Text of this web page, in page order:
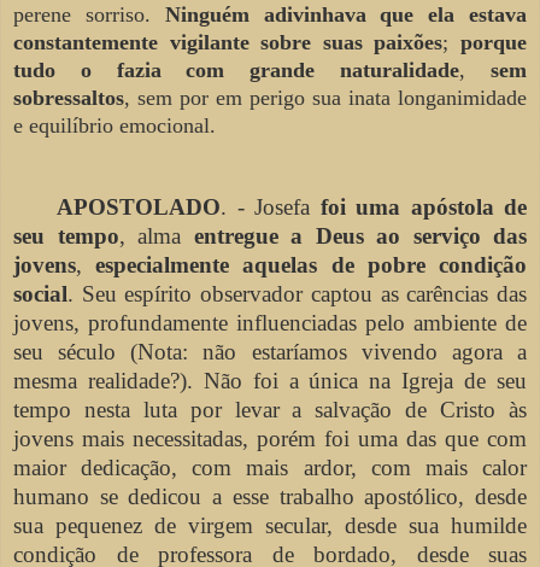
perene sorriso. Ninguém adivinhava que ela estava
constantemente vigilante sobre suas paixões;porque
tudo o fazia com grande naturalidade,sem
sobressaltos, sem por em perigo sua inata longanimidade
e equilíbrio emocional.
APOSTOLADO. - Josefa foi uma apóstola de
seu tempo, alma entregue a Deus ao serviço das
jovens,especialmente aquelas de pobre condição
social. Seu espírito observador captou as carências das
jovens, profundamente influenciadas pelo ambiente de
seu século (Nota: não estaríamos vivendo agora a
mesma realidade?). Não foi a única na Igreja de seu
tempo nesta luta por levar a salvação de Cristo às
jovens mais necessitadas, porém foi uma das que com
maior dedicação, com mais ardor, com mais calor
humano se dedicou a esse trabalho apostólico, desde
sua pequenez de virgem secular, desde sua humilde
condição de professora de bordado, desde suas